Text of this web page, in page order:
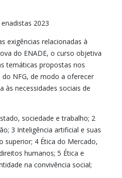
2023
exigências relacionadas à
do ENADE, o curso objetiva
temáticas propostas nos
NFG, de modo a oferecer
às necessidades sociais de
sociedade e trabalho; 2
3 Inteligência artificial e suas
superior; 4 Ética do Mercado,
humanos; 5 Ética e
na convivência social;